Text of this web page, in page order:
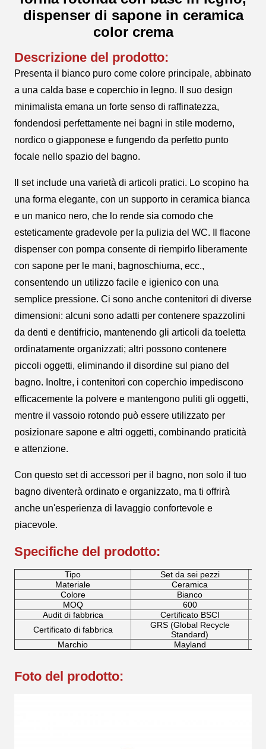
dispenser di sapone in ceramica
color crema
Descrizione del prodotto:
Presenta il bianco puro come colore principale, abbinato
a una calda base e coperchio in legno. Il suo design
minimalista emana un forte senso di raffinatezza,
fondendosi perfettamente nei bagni in stile moderno,
nordico o giapponese e fungendo da perfetto punto
focale nello spazio del bagno.
Il set include una varietà di articoli pratici. Lo scopino ha
una forma elegante, con un supporto in ceramica bianca
e un manico nero, che lo rende sia comodo che
esteticamente gradevole per la pulizia del WC. Il flacone
dispenser con pompa consente di riempirlo liberamente
con sapone per le mani, bagnoschiuma, ecc.,
consentendo un utilizzo facile e igienico con una
semplice pressione. Ci sono anche contenitori di diverse
dimensioni: alcuni sono adatti per contenere spazzolini
da denti e dentifricio, mantenendo gli articoli da toeletta
ordinatamente organizzati; altri possono contenere
piccoli oggetti, eliminando il disordine sul piano del
bagno. Inoltre, i contenitori con coperchio impediscono
efficacemente la polvere e mantengono puliti gli oggetti,
mentre il vassoio rotondo può essere utilizzato per
posizionare sapone e altri oggetti, combinando praticità
e attenzione.
Con questo set di accessori per il bagno, non solo il tuo
bagno diventerà ordinato e organizzato, ma ti offrirà
anche un'esperienza di lavaggio confortevole e
piacevole.
Specifiche del prodotto:
Tipo
Set da sei pezzi
Materiale
Ceramica
Colore
Bianco
MOQ
600
Audit di fabbrica
Certificato BSCI
Certificato di fabbrica
GRS (Global Recycle
Standard)
Marchio
Mayland
Foto del prodotto: